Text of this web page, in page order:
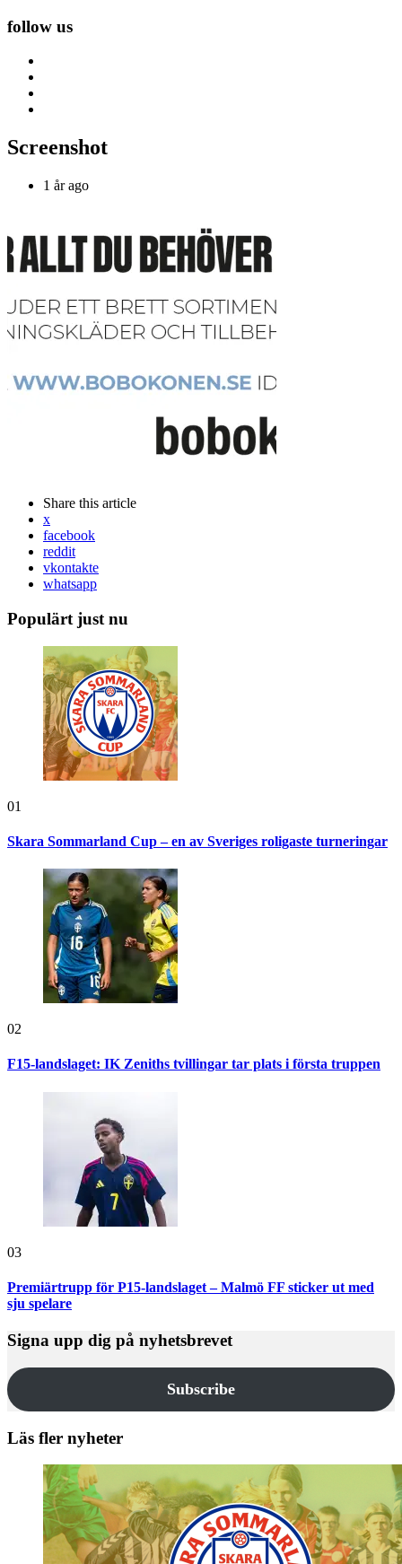
follow us
Screenshot
1 år ago
Share this article
x
facebook
reddit
vkontakte
whatsapp
Populärt just nu
01
Skara Sommarland Cup – en av Sveriges roligaste turneringar
02
F15-landslaget: IK Zeniths tvillingar tar plats i första truppen
03
Premiärtrupp för P15-landslaget – Malmö FF sticker ut med
sju spelare
Signa upp dig på nyhetsbrevet
Subscribe
Läs fler nyheter